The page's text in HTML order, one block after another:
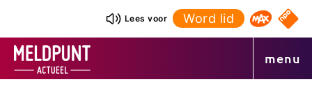
inhoud
Lees voor Word lid Omroep
NPO
menu